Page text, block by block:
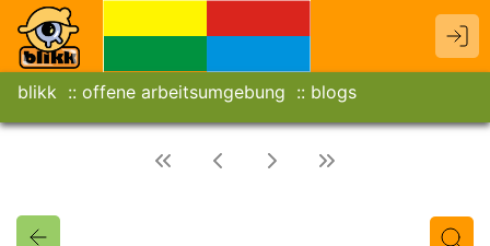
blikk offene arbeitsumgebung blogs